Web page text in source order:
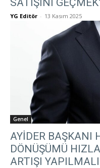
SATIŞINI
YG Editör - 13 Kasım 2025
Genel
AYİDER BAŞKANI
DÖNÜŞÜMÜ
ARTIŞI